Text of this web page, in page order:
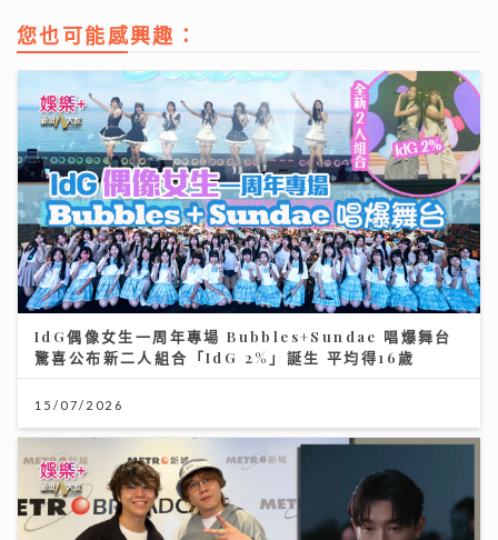
您也可能感興趣：
IdG偶像女生一周年專場 Bubbles+Sundae 唱爆舞台
驚喜公布新二人組合「IdG 2%」誕生 平均得16歲
15/07/2026